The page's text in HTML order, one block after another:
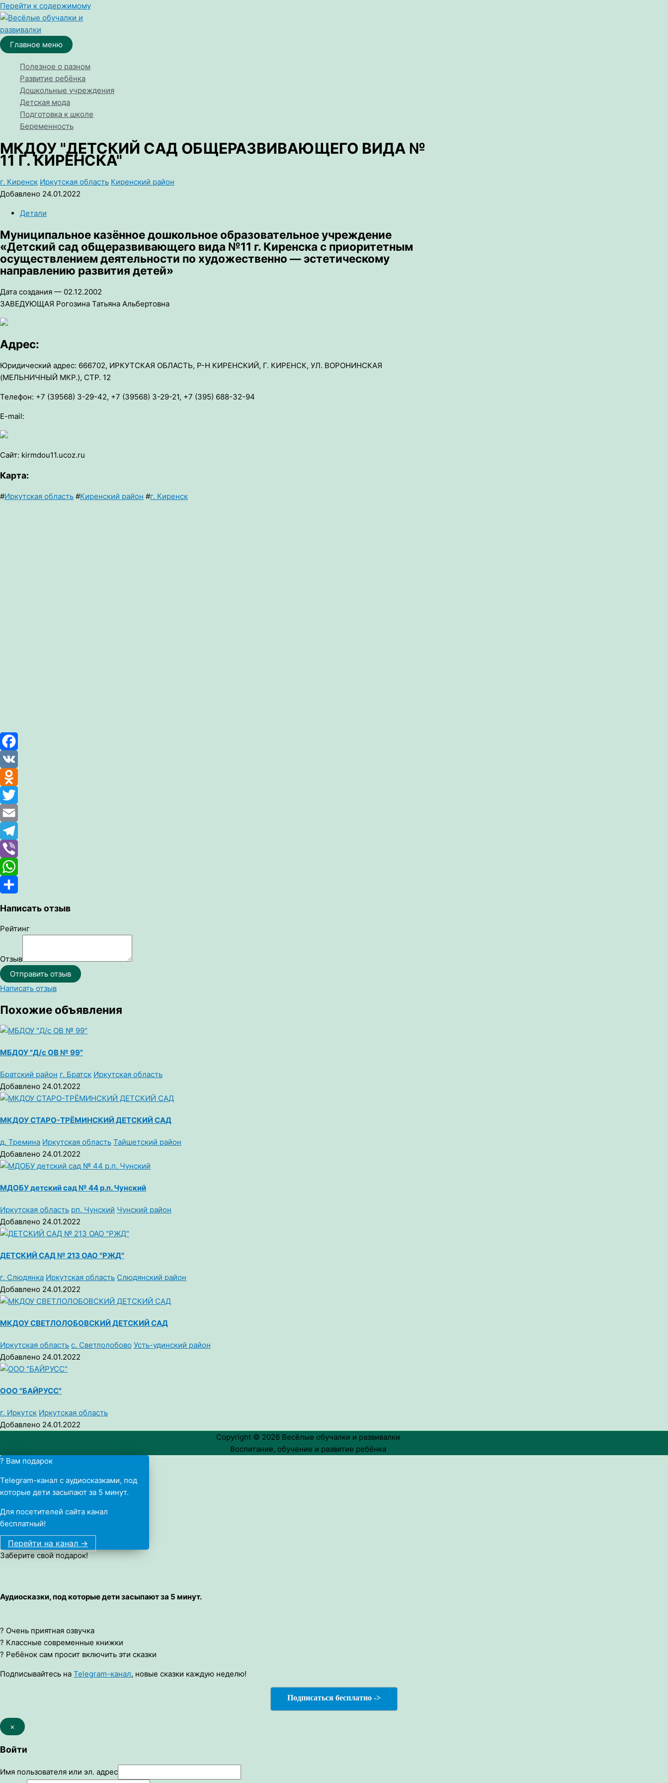
Перейти к содержимому
Главное меню
Полезное о разном
Развитие ребёнка
Дошкольные учреждения
Детская мода
Подготовка к школе
Беременность
МКДОУ "ДЕТСКИЙ САД ОБЩЕРАЗВИВАЮЩЕГО ВИДА №
11 Г. КИРЕНСКА"
г. Киренск Иркутская область Киренский район
Добавлено 24.01.2022
Детали
Муниципальное казённое дошкольное образовательное учреждение
«Детский сад общеразвивающего вида №11 г. Киренска с приоритетным
осуществлением деятельности по художественно — эстетическому
направлению развития детей»
Дата создания — 02.12.2002
ЗАВЕДУЮЩАЯ Рогозина Татьяна Альбертовна
Адрес:
Юридический адрес: 666702, ИРКУТСКАЯ ОБЛАСТЬ, Р-Н КИРЕНСКИЙ, Г. КИРЕНСК, УЛ. ВОРОНИНСКАЯ
(МЕЛЬНИЧНЫЙ МКР.), СТР. 12
Телефон: +7 (39568) 3-29-42, +7 (39568) 3-29-21, +7 (395) 688-32-94
E-mail:
Сайт: kirmdou11.ucoz.ru
Карта:
#Иркутская область #Киренский район #г. Киренск
Facebook
VK
Odnoklassniki
Twitter
Email
Telegram
Viber
WhatsApp
Написать отзыв
Рейтинг
Отзыв
Отправить отзыв
Написать отзыв
Похожие объявления
МБДОУ "Д/с ОВ № 99"
Братский район г. Братск Иркутская область
Добавлено 24.01.2022
МКДОУ СТАРО-ТРЁМИНСКИЙ ДЕТСКИЙ САД
д. Тремина Иркутская область Тайшетский район
Добавлено 24.01.2022
МДОБУ детский сад № 44 р.п. Чунский
Иркутская область рп. Чунский Чунский район
Добавлено 24.01.2022
ДЕТСКИЙ САД № 213 ОАО "РЖД"
г. Слюдянка Иркутская область Слюдянский район
Добавлено 24.01.2022
МКДОУ СВЕТЛОЛОБОВСКИЙ ДЕТСКИЙ САД
Иркутская область с. Светлолобово Усть-удинский район
Добавлено 24.01.2022
ООО "БАЙРУСС"
г. Иркутск Иркутская область
Добавлено 24.01.2022
Copyright © 2026 Весёлые обучалки и развивалки
Воспитание, обучение и развитие ребёнка
? Вам подарок
Telegram-канал с аудиосказками, под
которые дети засыпают за 5 минут.
Для посетителей сайта канал
бесплатный!
Перейти на канал ->
Заберите свой подарок!
Аудиосказки, под которые дети засыпают за 5 минут.
? Очень приятная озвучка
? Классные современные книжки
? Ребёнок сам просит включить эти сказки
Подписывайтесь на Telegram-канал, новые сказки каждую неделю!
Подписаться бесплатно ->
×
Войти
Имя пользователя или эл. адрес